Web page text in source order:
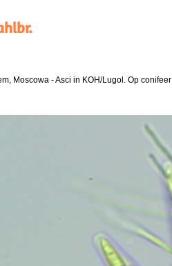
Moscowa -Asci in KOH/Lugol. Op conifeer